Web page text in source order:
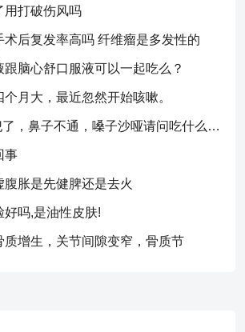
用打破伤风吗
术后复发率高吗 纤维瘤是多发性的
跟脑心舒口服液可以一起吃么？
月大，最近忽然开始咳嗽。
你好，鼻炎犯了，鼻子不通，嗓子沙哑请问吃什么药比较好？
事
腹胀是先健脾还是去火
好吗,是油性皮肤!
质增生，关节间隙变窄，骨质节